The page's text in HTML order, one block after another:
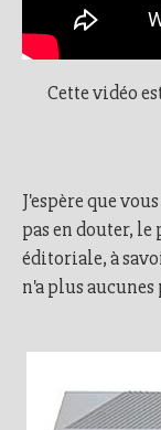
Cette vidéo
J'espère que
pas en douter,
éditoriale, à
n'a plus aucunes